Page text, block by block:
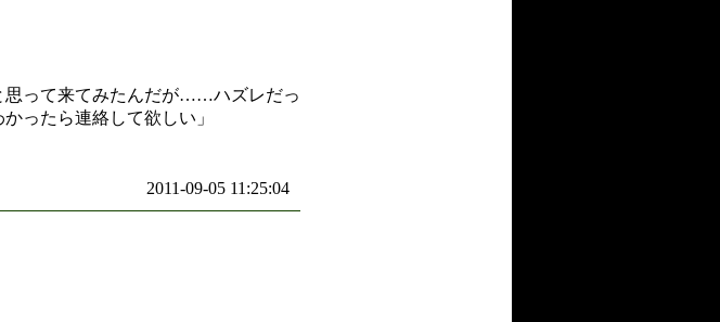
思って来てみたんだが……ハズレだっ
ったら連絡して欲しい」
2011-09-05 11:25:04